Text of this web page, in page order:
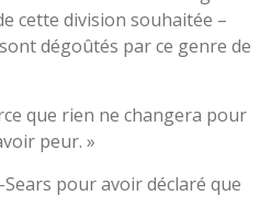
cette division souhaitée –
dégoûtés par ce genre de
que rien ne changera pour
peur. »
pour avoir déclaré que